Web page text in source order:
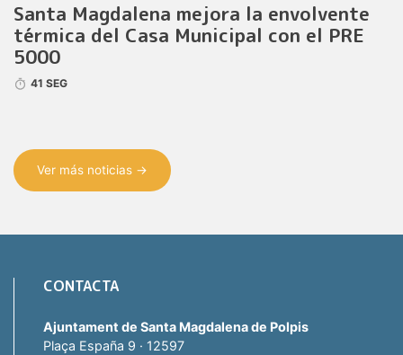
Santa Magdalena mejora la envolvente
térmica del Casa Municipal con el PRE
5000
41 SEG
Ver más noticias →
CONTACTA
Ajuntament de Santa Magdalena de Polpis
Plaça España 9 · 12597